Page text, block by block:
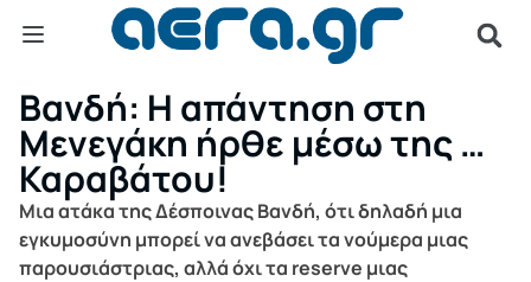
Βανδή: Η απάντηση στη
Μενεγάκη ήρθε μέσω της …
Καραβάτου!
Μια ατάκα της Δέσποινας Βανδή, ότι δηλαδή μια
εγκυμοσύνη μπορεί να ανεβάσει τα νούμερα μιας
παρουσιάστριας, αλλά όχι τα reserve μιας